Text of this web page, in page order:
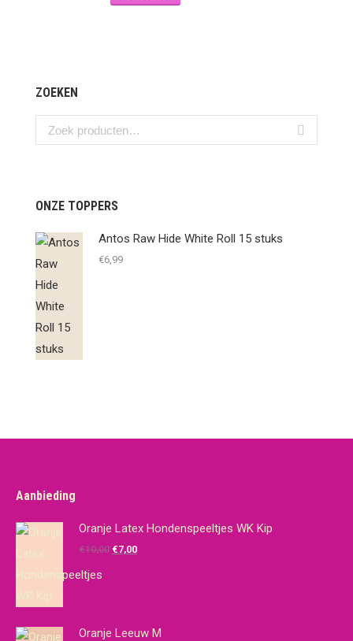
ZOEKEN
ONZE TOPPERS
Antos Raw Hide White Roll 15 stuks
€6,99
Aanbieding
Oranje Latex Hondenspeeltjes WK Kip
€10,00 Oorspronkelijke
€7,00Huidige
Oranje Leeuw M